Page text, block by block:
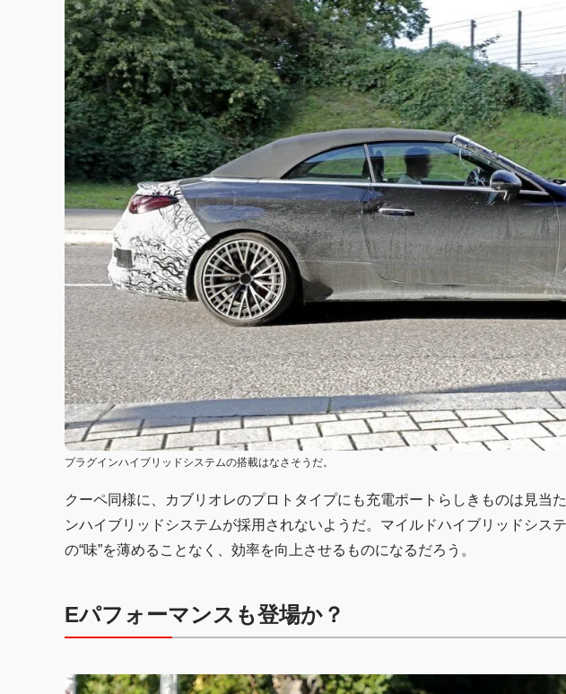
プラグインハイブリッドシステムの搭載はなさそうだ。
クーペ同様に、カブリオレのプロトタイプにも充電ポートらしきものは見当
ンハイブリッドシステムが採用されないようだ。マイルドハイブリッドシス
の“味”を薄めることなく、効率を向上させるものになるだろう。
Eパフォーマンスも登場か？